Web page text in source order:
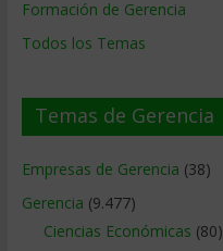
Formación de Gerencia
Todos los Temas
Temas de Gerencia
Empresas de Gerencia (38)
Gerencia (9.477)
Ciencias Económicas (80)